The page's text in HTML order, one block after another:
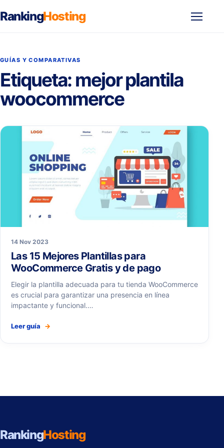
RankingHosting
GUÍAS Y COMPARATIVAS
Etiqueta: mejor plantila
woocommerce
14 Nov 2023
Las 15 Mejores Plantillas para
WooCommerce Gratis y de pago
Elegir la plantilla adecuada para tu tienda WooCommerce
es crucial para garantizar una presencia en línea
impactante y funcional.…
Leer guía →
RankingHosting